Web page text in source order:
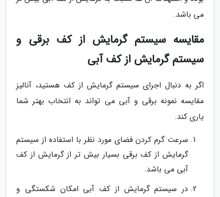
می باشد.
مقایسه سیستم گرمایش از کف برقی و
سیستم گرمایش از کف آبی
اگر به دنبال اجرای سیستم گرمایش از کف هستید، آنالیز
مقایسه نمونه برقی و آبی می تواند به انتخاب بهتر شما
یاری کند.
سرعت گرم کردن فضای مورد نظر با استفاده از سیستم
گرمایش از کف برقی بسیار بیش تر از گرمایش از کف
آبی می باشد.
در سیستم گرمایش از کف آبی امکان شکستگی و